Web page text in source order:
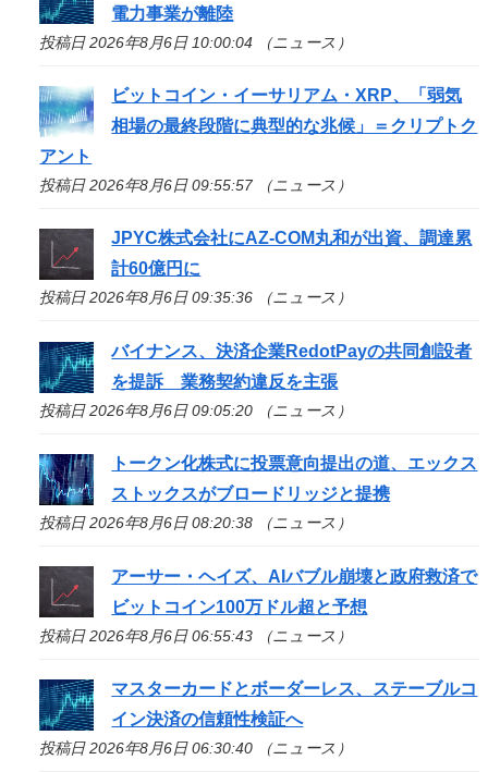
電力事業が離陸
投稿日 2026年8月6日 10:00:04 （ニュース）
ビットコイン・イーサリアム・XRP、「弱気
相場の最終段階に典型的な兆候」＝クリプトク
アント
投稿日 2026年8月6日 09:55:57 （ニュース）
JPYC株式会社にAZ-COM丸和が出資、調達累
計60億円に
投稿日 2026年8月6日 09:35:36 （ニュース）
バイナンス、決済企業RedotPayの共同創設者
を提訴 業務契約違反を主張
投稿日 2026年8月6日 09:05:20 （ニュース）
トークン化株式に投票意向提出の道、エックス
ストックスがブロードリッジと提携
投稿日 2026年8月6日 08:20:38 （ニュース）
アーサー・ヘイズ、AIバブル崩壊と政府救済で
ビットコイン100万ドル超と予想
投稿日 2026年8月6日 06:55:43 （ニュース）
マスターカードとボーダーレス、ステーブルコ
イン決済の信頼性検証へ
投稿日 2026年8月6日 06:30:40 （ニュース）